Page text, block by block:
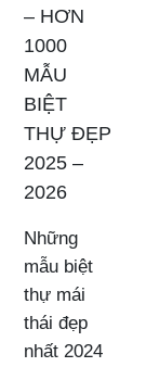
– HƠN
1000
MẪU
BIỆT
THỰ ĐẸP
2025 –
2026
Những
mẫu biệt
thự mái
thái đẹp
nhất 2024